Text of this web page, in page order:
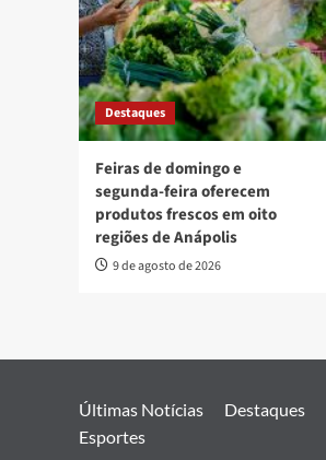
Destaques
Feiras de domingo e
segunda-feira oferecem
produtos frescos em oito
regiões de Anápolis
9 de agosto de 2026
Últimas Notícias Destaques
Esportes